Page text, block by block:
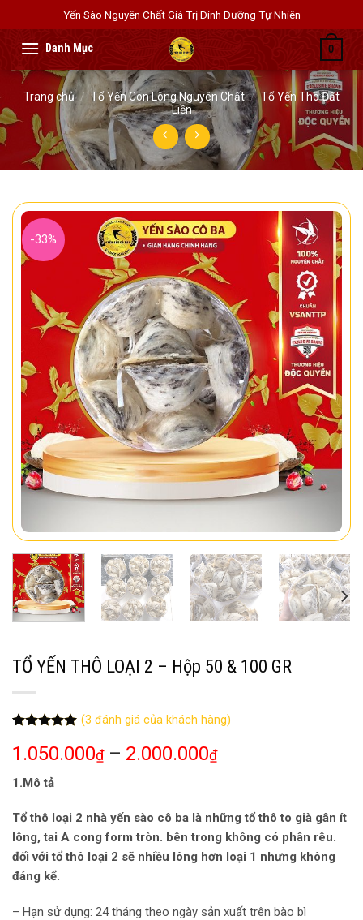
to
content
Yến Sào Nguyên Chất Giá Trị Dinh Dưỡng Tự Nhiên
0
Trang chủ / Tổ Yến Còn Lông Nguyên Chất / Tổ Yến Thô Đất
Liền
-33%
TỔ YẾN THÔ LOẠI 2 – Hộp 50 & 100 GR
dựa trên
(3 đánh giá của khách hàng)
1.050.000₫– 2.000.000₫
1.Mô tả
Tổ thô loại 2 nhà yến sào cô ba là những tổ thô to già gân ít
lông, tai A cong form tròn. bên trong không có phân rêu.
đối với tổ thô loại 2 sẽ nhiều lông hơn loại 1 nhưng không
đáng kể.
– Hạn sử dụng: 24 tháng theo ngày sản xuất trên bào bì